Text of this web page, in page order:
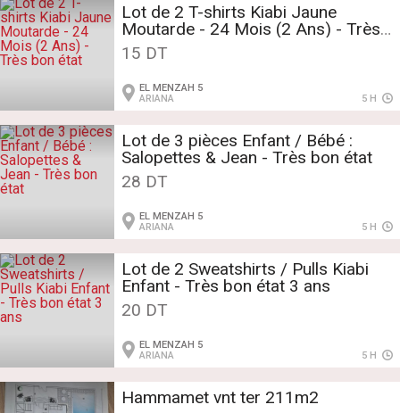
Lot de 2 T-shirts Kiabi Jaune
Moutarde - 24 Mois (2 Ans) - Très
bon état
15 DT
EL MENZAH 5
ARIANA
5 H
​Lot de 3 pièces Enfant / Bébé :
Salopettes & Jean - Très bon état
28 DT
EL MENZAH 5
ARIANA
5 H
​Lot de 2 Sweatshirts / Pulls Kiabi
Enfant - Très bon état 3 ans
20 DT
EL MENZAH 5
ARIANA
5 H
Hammamet vnt ter 211m2